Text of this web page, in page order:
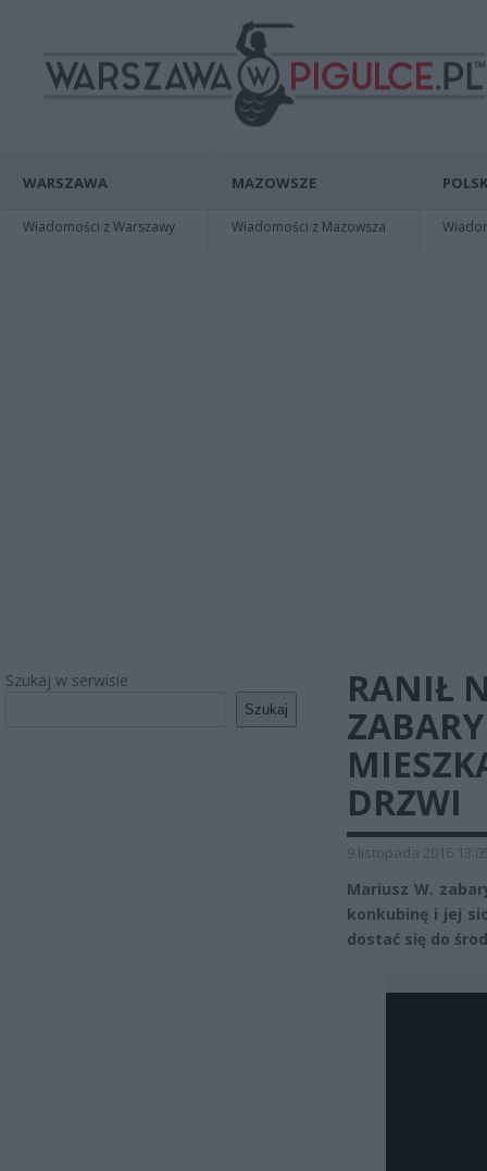
WARSZAWA
Wiadomości z Warszawy
MAZOWSZE
Wiadomości z Mazowsza
Szukaj w serwisie
Szukaj
RANIŁ
DRZWI
9 listopada 2016
Mariusz W.
konkubinę i jej
dostać się do